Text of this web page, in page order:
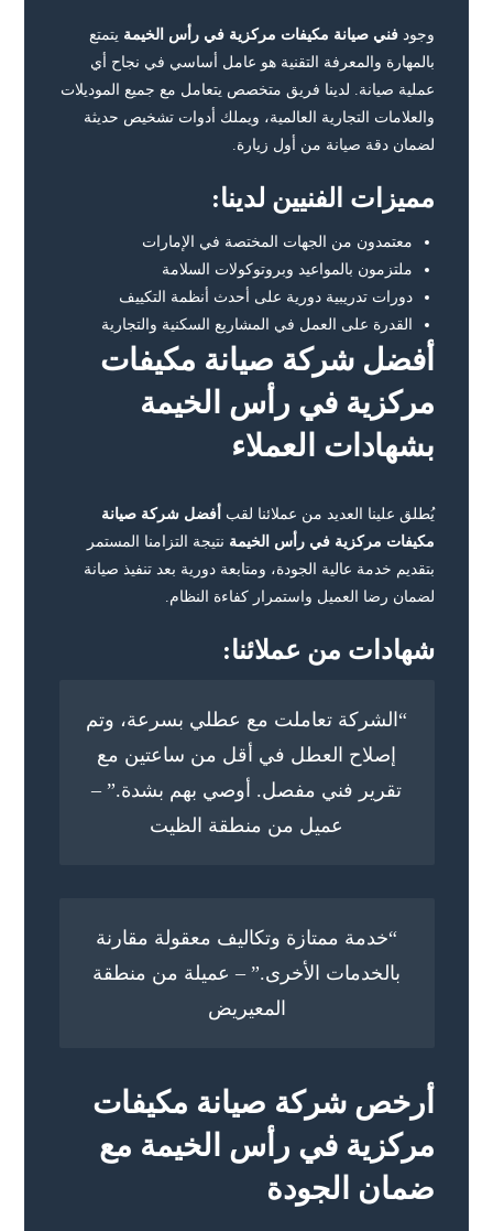
وجودفني صيانة مكيفات مركزية في رأس الخيمة يتمتع
بالمهارة والمعرفة التقنية هو عامل أساسي في نجاح أي
عملية صيانة. لدينا فريق متخصص يتعامل مع جميع الموديلات
والعلامات التجارية العالمية، ويملك أدوات تشخيص حديثة
لضمان دقة صيانة من أول زيارة.
مميزات الفنيين لدينا:
معتمدون من الجهات المختصة في الإمارات
ملتزمون بالمواعيد وبروتوكولات السلامة
دورات تدريبية دورية على أحدث أنظمة التكييف
القدرة على العمل في المشاريع السكنية والتجارية
أفضل شركة صيانة مكيفات
مركزية في رأس الخيمة
بشهادات العملاء
يُطلق علينا العديد من عملائنا لقب أفضل شركة صيانة
مكيفات مركزية في رأس الخيمة نتيجة التزامنا المستمر
بتقديم خدمة عالية الجودة، ومتابعة دورية بعد تنفيذ صيانة
لضمان رضا العميل واستمرار كفاءة النظام.
شهادات من عملائنا:
“الشركة تعاملت مع عطلي بسرعة، وتم
إصلاح العطل في أقل من ساعتين مع
تقرير فني مفصل. أوصي بهم بشدة.” –
عميل من منطقة الظيت
“خدمة ممتازة وتكاليف معقولة مقارنة
بالخدمات الأخرى.” – عميلة من منطقة
المعيريض
أرخص شركة صيانة مكيفات
مركزية في رأس الخيمة مع
ضمان الجودة